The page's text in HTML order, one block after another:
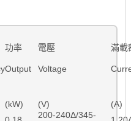
功率 電壓 滿載
Output Voltage
(kW) (V) (A)
200-240Δ/345-